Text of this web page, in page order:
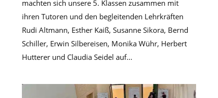
machten sich unsere 5. Klassen zusammen mit
ihren Tutoren und den begleitenden Lehrkräften
Rudi Altmann, Esther Kaiß, Susanne Sikora, Bernd
Schiller, Erwin Silbereisen, Monika Wühr, Herbert
Hutterer und Claudia Seidel auf...